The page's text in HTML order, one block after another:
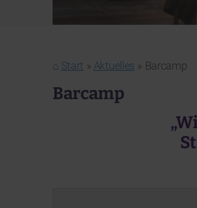
Start Aktuelles Barcamp
Barcamp